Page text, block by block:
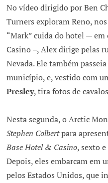
No vídeo dirigido por Ben
Turners exploram Reno,
“Mark” cuida do hotel —
Casino –, Alex dirige pelas
Nevada. Ele também
município, e, vestido com
Presley, tira fotos de
Nesta segunda, o Arctic
Stephen Colbertpara
Base Hotel & Casino, sexto
Depois, eles embarcam em
pelos Estados Unidos, que